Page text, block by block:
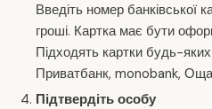
Введіть номер банківської
гроші. Картка має бути
Підходять картки будь-яких
Приватбанк, monobank,
Підтвердіть особу